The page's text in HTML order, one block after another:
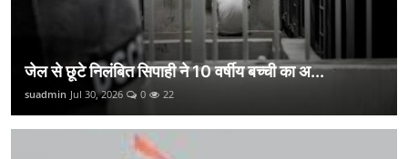
जेल से छूटे निलंबित सिपाही ने 10 वर्षीय बच्ची का अ...
suadmin Jul 30, 2026 0 22